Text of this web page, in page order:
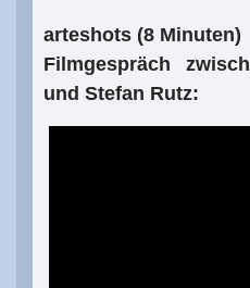
arteshots (8 Minuten)
Filmgespräch
und Stefan Rutz: